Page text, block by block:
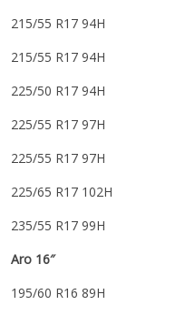
215/55 R17 94H
215/55 R17 94H
225/50 R17 94H
225/55 R17 97H
225/55 R17 97H
225/65 R17 102H
235/55 R17 99H
Aro 16″
195/60 R16 89H